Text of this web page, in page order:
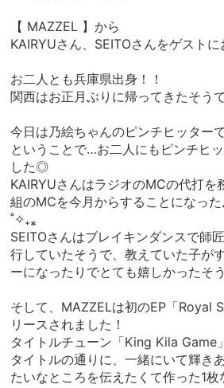
【 MAZZEL 】から
KAIRYUさん、SEITOさんをゲスト
お二人とも兵庫県出身！！
関西はお正月ぶりに帰ってきたそう
今日は乃絵ちゃんのピンチヒッター
ということで…お二人にもピンチヒ
した◎
KAIRYUさんはラジオのMCの代打を
組のMCを今月からすることになっ
˚✧₊⁎
SEITOさんはブレイキンダンスで師
行していたそうで、教えていた子が
ーになったりでとても嬉しかったそ
そして、MAZZELは初のEP「Royal
リースされました！
タイトルチューン「King Kila
タイトルの通りに、一緒にいて輝き
たいなところを伝えたくて作った1